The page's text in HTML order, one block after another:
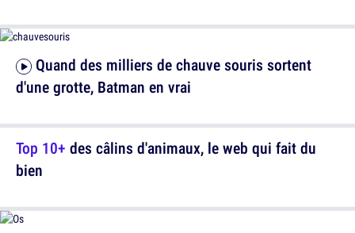
d'une grotte, Batman en vrai
Top 10+ des câlins d'animaux, le web qui fait du
bien